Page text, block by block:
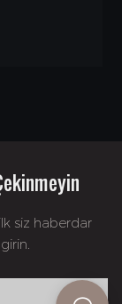
siz haberdar